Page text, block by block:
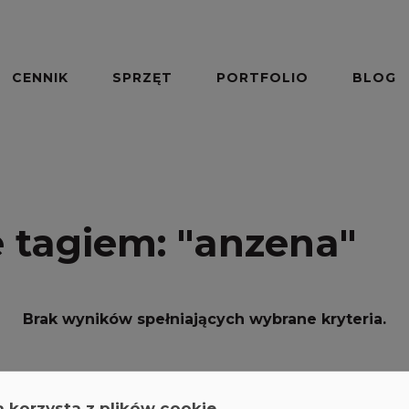
CENNIK SPRZĘT PORTFOLIO BLOG
tagiem: "anzena"
Brak wyników spełniających wybrane kryteria.